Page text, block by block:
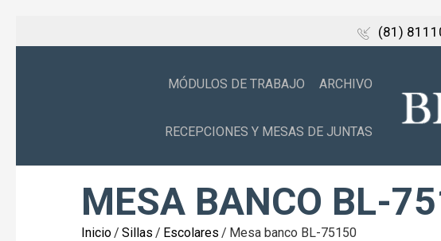
(81)
MÓDULOS DE TRABAJO ARCHIVO
RECEPCIONES Y MESAS DE JUNTAS
MESA BANCO BL-
Inicio/ Sillas / Escolares / Mesa banco BL-75150